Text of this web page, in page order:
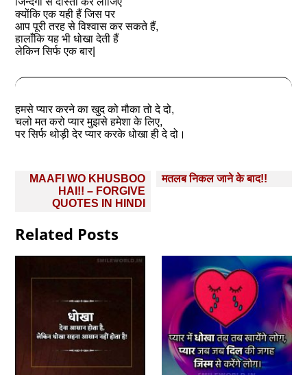
क्योंकि एक यही हैं जिस पर
आप पूरी तरह से विश्वास कर सकते हैं,
हालाँकि यह भी धोखा देती हैं
लेकिन सिर्फ एक बार|
हमसे प्यार करने का खुद को मौका तो दे दो,
चलो मत करो प्यार मुझसे हमेशा के लिए,
पर सिर्फ थोड़ी देर प्यार करके धोखा ही दे दो।
Post
navigation
MAAFI WO KHUSBOO
HAI!! – FORGIVE
QUOTES IN HINDI
मतलब निकल जाने के बाद!!
Related Posts